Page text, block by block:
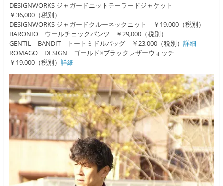
DESIGNWORKS ジャガードニットテーラードジャケット
￥36,000（税別）
DESIGNWORKS ジャガードクルーネックニット ￥19,000（税別）
BARONIO ウールチェックパンツ ￥29,000（税別）
GENTIL BANDIT トートミドルバッグ ￥23,000（税別） 詳細
ROMAGO DESIGN ゴールド×ブラックレザーウォッチ
￥19,000（税別） 詳細